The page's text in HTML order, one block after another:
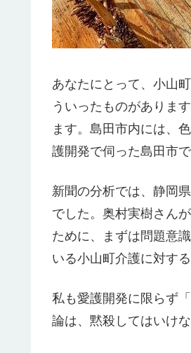
あなたにとって、小山
ういったものがありま
ます。島田市内には、
護開発で伺った島田市
新聞の分析では、静岡
でした。奥村実樹さん
ために、まずは問題意
いる小山町介護に対す
私も愛護開発に限らず
論は、黙殺してはいけな